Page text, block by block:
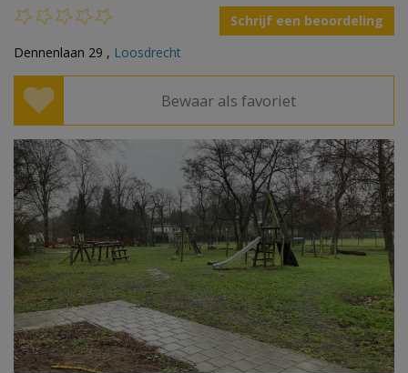
Schrijf een beoordeling
Dennenlaan 29 , Loosdrecht
Bewaar als favoriet